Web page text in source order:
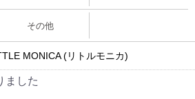
その他
MONICA (リトルモニカ)
ました